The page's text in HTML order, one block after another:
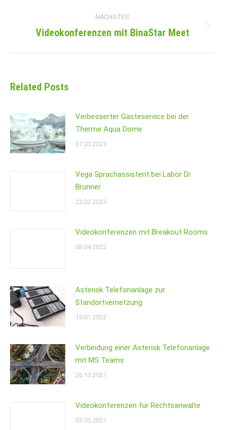
NÄCHSTES
Nächster
Videokonferenzen mit BinaStar Meet
Related Posts
Verbesserter Gästeservice bei der
Therme Aqua Dome
27.03.2023
Vega Sprachassistent bei Labor Dr.
Brunner
22.02.2023
Videokonferenzen mit Breakout Rooms
08.04.2022
Asterisk Telefonanlage zur
Standortvernetzung
19.01.2022
Verbindung einer Asterisk Telefonanlage
mit MS Teams
26.10.2021
Videokonferenzen für Rechtsanwälte
03.05.2021